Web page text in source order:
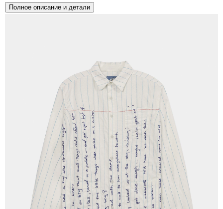
Полное описание и детали